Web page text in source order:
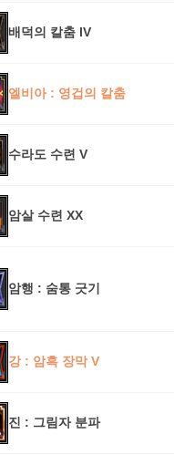
배덕의 칼춤 IV
엘비아 : 영겁의 칼춤
수라도 수련 V
암살 수련 XX
암행 : 숨통 긋기
강 : 암흑 장막 V
진 : 그림자 분파